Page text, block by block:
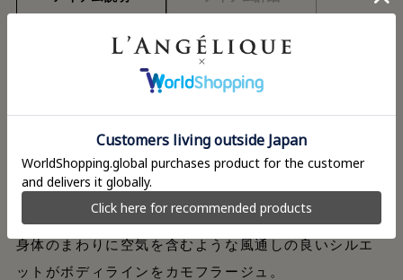
表面に立体感を持たせたキルト風ドビーは、程よく厚
みもあり耐久性に優れた綿素材。
トに仕立てた。
ボーイズライクなアイテムをユニークなバランスで構
築したヘンリーネックシャツ。
身体のまわりに空気を含むような風通しの良いシルエ
ットがボディラインをカモフラージュ。